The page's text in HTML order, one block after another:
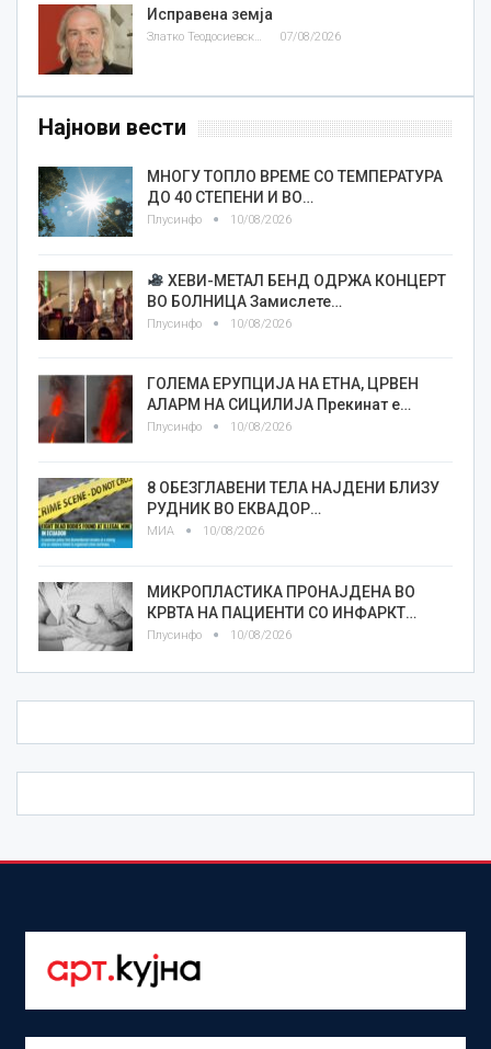
Исправена земја
Златко Теодосиевски 07/08/2026
Најнови вести
МНОГУ ТОПЛО ВРЕМЕ СО ТЕМПЕРАТУРА
ДО 40 СТЕПЕНИ И ВО…
Плусинфо 10/08/2026
ХЕВИ-МЕТАЛ БЕНД ОДРЖА КОНЦЕРТ
ВО БОЛНИЦА Замислете…
Плусинфо 10/08/2026
ГОЛЕМА ЕРУПЦИЈА НА ЕТНА, ЦРВЕН
АЛАРМ НА СИЦИЛИЈА Прекинат е…
Плусинфо 10/08/2026
8 ОБЕЗГЛАВЕНИ ТЕЛА НАЈДЕНИ БЛИЗУ
РУДНИК ВО ЕКВАДОР…
МИА 10/08/2026
МИКРОПЛАСТИКА ПРОНАЈДЕНА ВО
КРВТА НА ПАЦИЕНТИ СО ИНФАРКТ…
Плусинфо 10/08/2026